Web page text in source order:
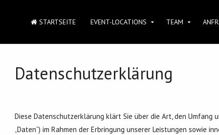
STARTSEITE EVENT-LOCATIONS TEAM
Datenschutzerklärung
Diese Datenschutzerklärung klärt Sie über die Art, den Umfang
„Daten“) im Rahmen der Erbringung unserer Leistungen sowie